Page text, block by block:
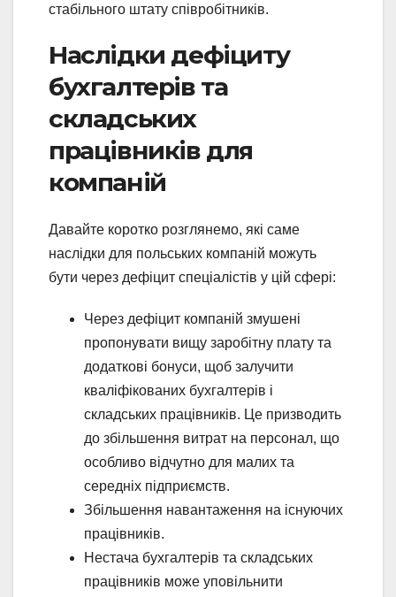
стабільного штату співробітників.
Наслідки дефіциту
бухгалтерів та
складських
працівників для
компаній
Давайте коротко розглянемо, які саме
наслідки для польських компаній можуть
бути через дефіцит спеціалістів у цій сфері:
Через дефіцит компаній змушені
пропонувати вищу заробітну плату та
додаткові бонуси, щоб залучити
кваліфікованих бухгалтерів і
складських працівників. Це призводить
до збільшення витрат на персонал, що
особливо відчутно для малих та
середніх підприємств.
Збільшення навантаження на існуючих
працівників.
Нестача бухгалтерів та складських
працівників може уповільнити